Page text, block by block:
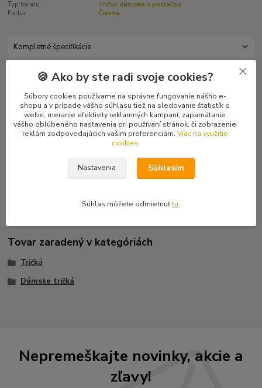
Typ tovaru:
Tričko dámske s potlačou
Farba:
Čierna
Kompletné špecifikácie
Hodnotenie 0
Komentáre 0
Kompletné špecifikácie
Čierne dievčenské tričko s krátkym rukávom od slovenskej punk
kapely Ilegality s kruhovým nápisom kapely na hrudi. Posledný
Tovar zaradený v kategóriách
Tričká
Dámske tričká
Nepremeškajte novinky, akcie a
zľavy!
🍪 Ako by ste radi svoje cookies?
Súbory cookies používame na správne fungovanie nášho e-
shopu a v prípade vášho súhlasu tiež na sledovanie štatistík o
webe, meranie efektivity reklamných kampaní, zapamätanie
vášho obľúbeného nastavenia pri používaní stránok, či zobrazenie
reklám zodpovedajúcich vašim preferenciám. Viac na využitie
cookies
Nastavenia Súhlasím
Súhlas môžete odmietnuťtu.